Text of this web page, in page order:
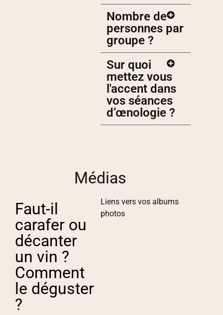
Nombre de
personnes par
groupe ?
Sur quoi
mettez vous
l'accent dans
vos séances
d’œnologie ?
Médias
Faut-il
carafer ou
décanter
un vin ?
Comment
le déguster
?
Liens vers vos albums
photos